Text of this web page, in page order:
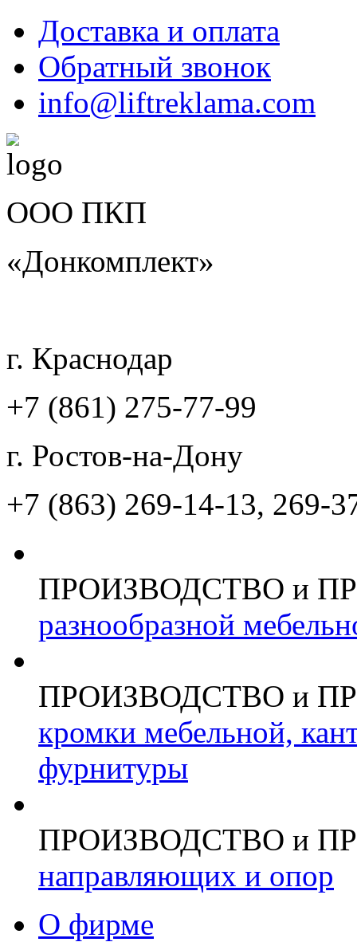
Доставка и оплата
Обратный звонок
info@liftreklama.com
ООО ПКП
«Донкомплект»
г. Краснодар
+7 (861) 275-77-99
г. Ростов-на-Дону
+7 (863) 269-14-13, 269-
ПРОИЗВОДСТВО и
разнообразной
ПРОИЗВОДСТВО и
кромки мебельной,
фурнитуры
ПРОИЗВОДСТВО и
направляющих и опор
О фирме